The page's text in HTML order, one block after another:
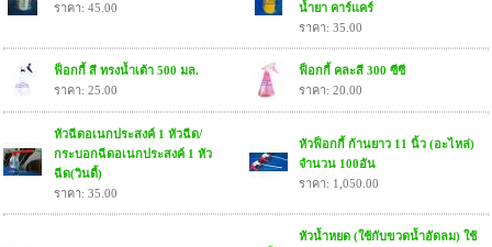
ราคา: 45.00
น้ำยา คาร์แคร์
ราคา: 35.00
ฟ็อกกี้ สี ทรงน้ำเต้า 500 มล.
ราคา: 25.00
ฟ็อกกี้ คละสี 300 ซีซี
ราคา: 20.00
หัวฉีดอเนกประสงค์ 1 หัวฉีด/
กระบอกฉีดอเนกประสงค์ 1 หัว
ฉีด(วินดี้)
ราคา: 35.00
หัวฟ็อกกี้ ก้านยาว 11 นิ้ว (อะไหล่)
จำนวน 100อัน
ราคา: 1,050.00
หัวน้ำหยด (ใช้กับขวดน้ำอัดลม) ใช้